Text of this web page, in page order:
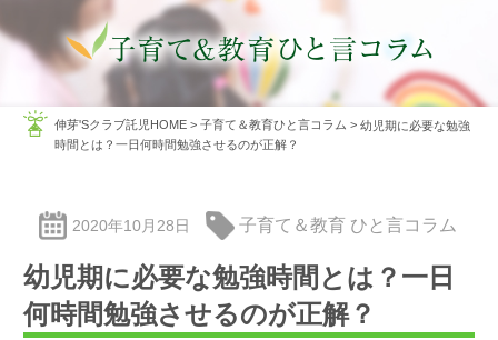
伸芽'Sクラブ託児HOME> 子育て＆教育ひと言コラム > 幼児期に必要な勉強
時間とは？一日何時間勉強させるのが正解？
2020年10月28日 子育て＆教育 ひと言コラム
幼児期に必要な勉強時間とは？一日
何時間勉強させるのが正解？